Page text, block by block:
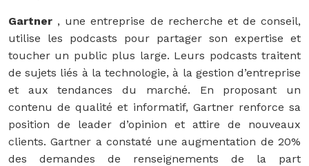
Gartner , une entreprise de recherche et de conseil,
utilise les podcasts pour partager son expertise et
toucher un public plus large. Leurs podcasts traitent
de sujets liés à la technologie, à la gestion d’entreprise
et aux tendances du marché. En proposant un
contenu de qualité et informatif, Gartner renforce sa
position de leader d’opinion et attire de nouveaux
clients. Gartner a constaté une augmentation de 20%
des demandes de renseignements de la part